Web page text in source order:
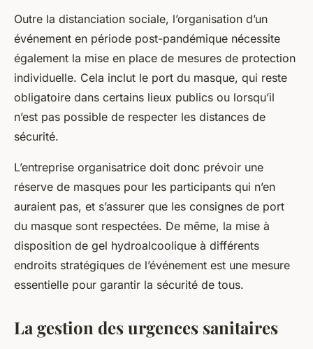
Outre la distanciation sociale, l’organisation d’un
événement en période post-pandémique nécessite
également la mise en place de mesures de protection
individuelle. Cela inclut le port du masque, qui reste
obligatoire dans certains lieux publics ou lorsqu’il
n’est pas possible de respecter les distances de
sécurité.
L’entreprise organisatrice doit donc prévoir une
réserve de masques pour les participants qui n’en
auraient pas, et s’assurer que les consignes de port
du masque sont respectées. De même, la mise à
disposition de gel hydroalcoolique à différents
endroits stratégiques de l’événement est une mesure
essentielle pour garantir la sécurité de tous.
La gestion des urgences sanitaires